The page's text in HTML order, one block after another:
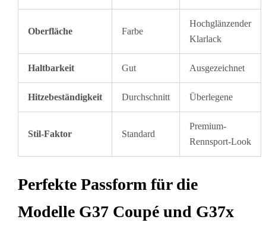
Oberfläche Farbe
Hochglänzender
Klarlack
Haltbarkeit Gut Ausgezeichnet
Hitzebeständigkeit Durchschnitt Überlegene
Stil-Faktor Standard
Premium-
Rennsport-Look
Perfekte Passform für die
Modelle G37 Coupé und G37x